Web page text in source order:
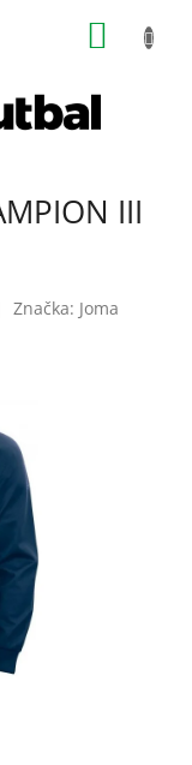
III
Značka: Joma